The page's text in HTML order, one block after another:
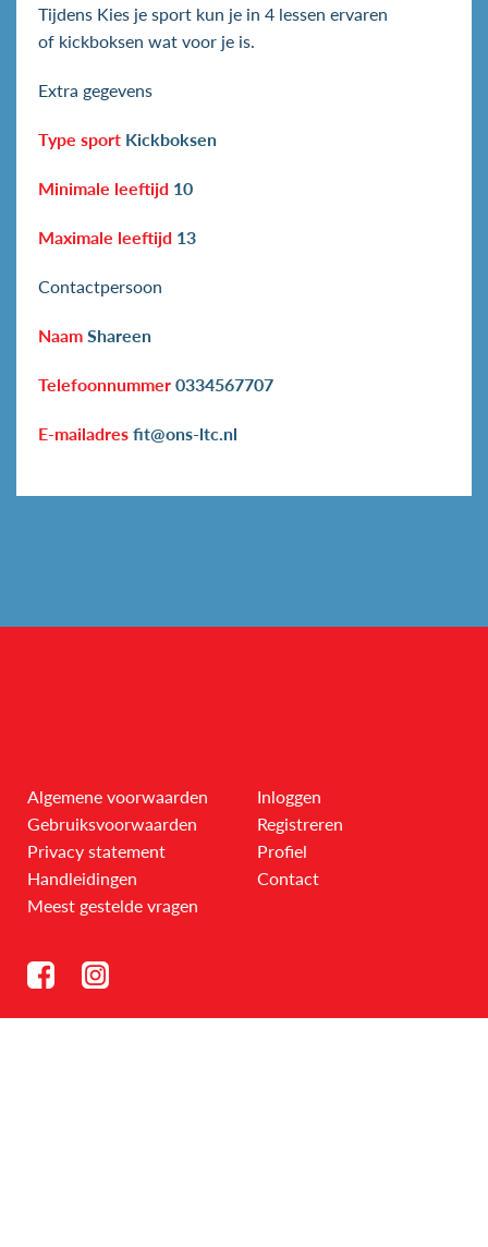
Tijdens Kies je sport kun je in 4 lessen ervaren
of kickboksen wat voor je is.
Extra gegevens
Type sport Kickboksen
Minimale leeftijd 10
Maximale leeftijd 13
Contactpersoon
Naam Shareen
Telefoonnummer 0334567707
E-mailadres fit@ons-ltc.nl
Algemene voorwaarden
Gebruiksvoorwaarden
Privacy statement
Handleidingen
Meest gestelde vragen
Inloggen
Registreren
Profiel
Contact